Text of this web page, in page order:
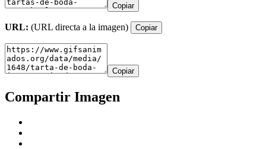
Copiar
URL: (URL directa a la imagen) Copiar
Copiar
Compartir Imagen